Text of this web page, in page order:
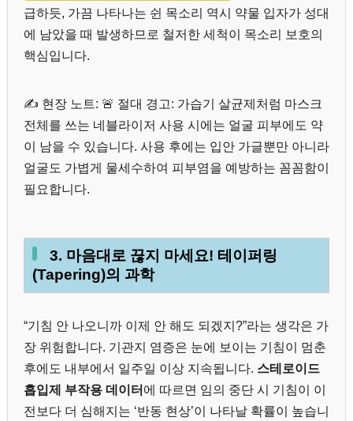
급하듯, 가끔 나타나는 쉰 목소리 역시 약물 입자가 성대
에 남았을 때 발생하므로 철저한 세척이 목소리 보호의
핵심입니다.
✍️ 현장 노트: 🚨 절대 경고: 가습기 살균제처럼 마스크
전체를 쓰는 네블라이저 사용 시에는 얼굴 피부에도 약
이 남을 수 있습니다. 사용 후에는 입안 가글뿐만 아니라
얼굴도 가볍게 물세수하여 피부염을 예방하는 꼼꼼함이
필요합니다.
3. 마음대로 끊지 마세요! 테이퍼링
(Tapering)의 과학
“기침 안 나오니까 이제 안 해도 되겠지?”라는 생각은 가
장 위험합니다. 기관지 염증은 눈에 보이는 기침이 멈춘
후에도 내부에서 일주일 이상 지속됩니다. 스테로이드
흡입제 부작용 데이터 에 따르면 임의 중단 시 기침이 이
전보다 더 심해지는 ‘반동 현상’이 나타날 확률이 높습니